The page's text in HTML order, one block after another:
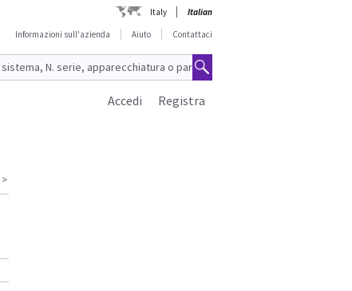
Italy
Italian
Informazioni sull'azienda
Aiuto Contattaci
Registra
Accedi
>